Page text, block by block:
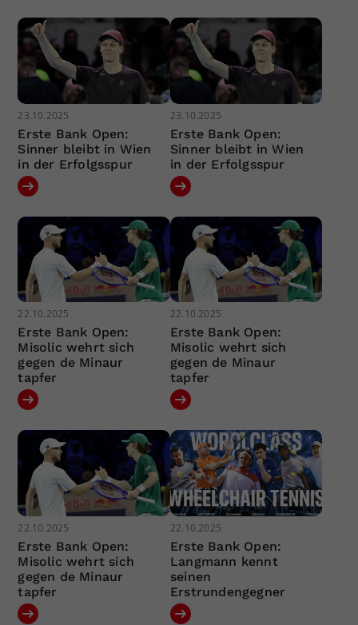
23.10.2025
Erste Bank Open:
Sinner bleibt in Wien
in der Erfolgsspur
23.10.2025
Erste Bank Open:
Sinner bleibt in Wien
in der Erfolgsspur
22.10.2025
Erste Bank Open:
Misolic wehrt sich
gegen de Minaur
tapfer
22.10.2025
Erste Bank Open:
Misolic wehrt sich
gegen de Minaur
tapfer
22.10.2025
Erste Bank Open:
Misolic wehrt sich
gegen de Minaur
tapfer
22.10.2025
Erste Bank Open:
Langmann kennt
seinen
Erstrundengegner